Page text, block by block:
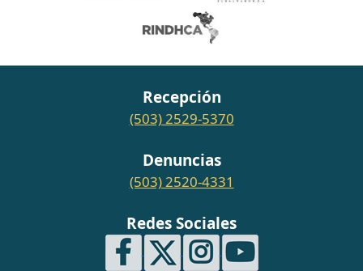
Recepción
(503) 2529-5370
Denuncias
(503) 2520-4331
Redes Sociales